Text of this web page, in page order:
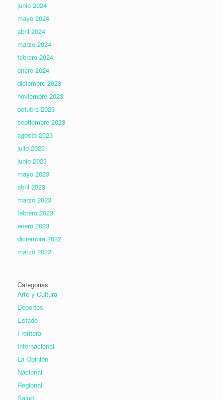
junio 2024
mayo 2024
abril 2024
marzo 2024
febrero 2024
enero 2024
diciembre 2023
noviembre 2023
octubre 2023
septiembre 2023
agosto 2023
julio 2023
junio 2023
mayo 2023
abril 2023
marzo 2023
febrero 2023
enero 2023
diciembre 2022
marzo 2022
Categorias
Arte y Cultura
Deportes
Estado
Frontera
Internacional
La Opinión
Nacional
Regional
Salud